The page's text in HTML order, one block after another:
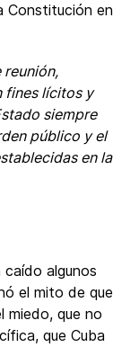
Constitución en
reunión,
fines lícitos y
siempre
público y el
en la
algunos
el mito de que
miedo, que no
que Cuba